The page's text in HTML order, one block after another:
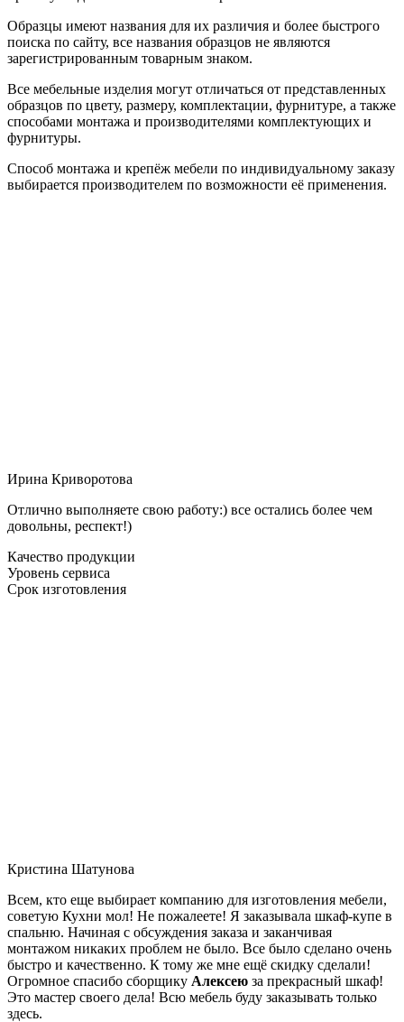
Образцы имеют названия для их различия и более быстрого
поиска по сайту, все названия образцов не являются
зарегистрированным товарным знаком.
Все мебельные изделия могут отличаться от представленных
образцов по цвету, размеру, комплектации, фурнитуре, а также
способами монтажа и производителями комплектующих и
фурнитуры.
Способ монтажа и крепёж мебели по индивидуальному заказу
выбирается производителем по возможности её применения.
Ирина Криворотова
Отлично выполняете свою работу:) все остались более чем
довольны, респект!)
Качество продукции
Уровень сервиса
Срок изготовления
Кристина Шатунова
Всем, кто еще выбирает компанию для изготовления мебели,
советую Кухни мол! Не пожалеете! Я заказывала шкаф-купе в
спальню. Начиная с обсуждения заказа и заканчивая
монтажом никаких проблем не было. Все было сделано очень
быстро и качественно. К тому же мне ещё скидку сделали!
Огромное спасибо сборщику Алексею за прекрасный шкаф!
Это мастер своего дела! Всю мебель буду заказывать только
здесь.